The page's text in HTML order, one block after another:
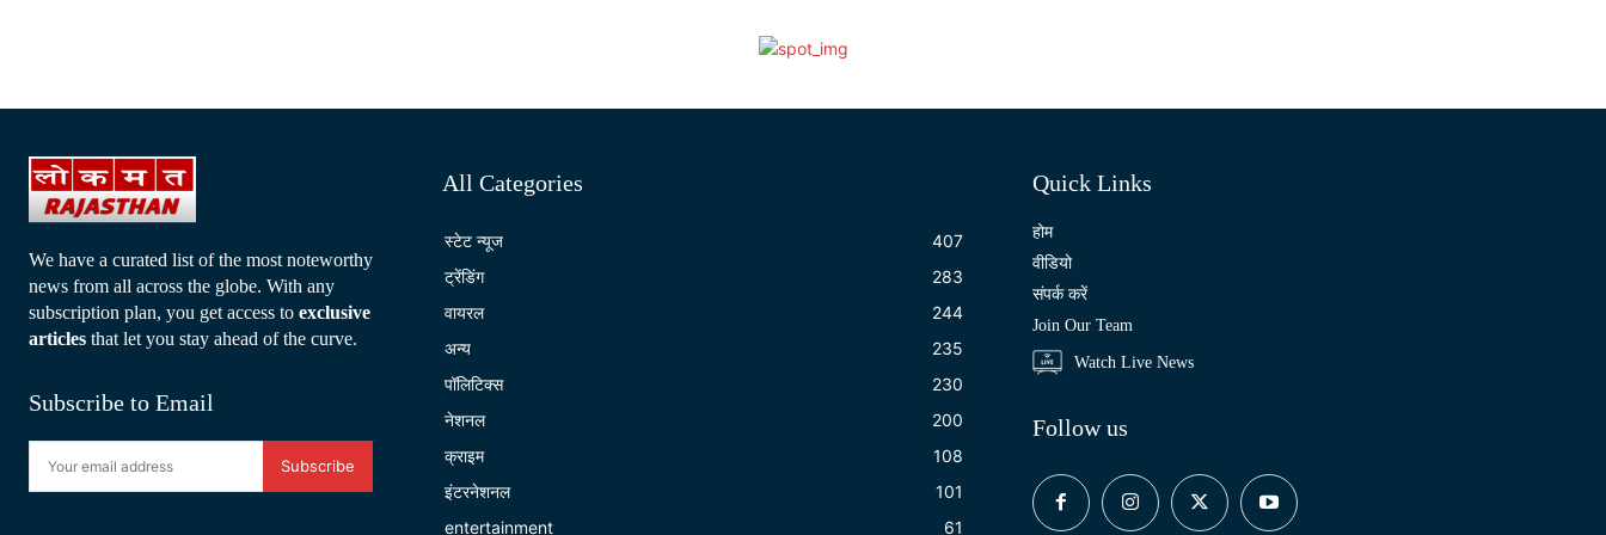
We have a curated list of the most noteworthy
news from all across the globe. With any
subscription plan, you get access to exclusive
articles that let you stay ahead of the curve.
Subscribe to Email
Subscribe
All Categories
स्टेट न्यूज
407
ट्रेंडिंग
283
वायरल
244
अन्य
235
पॉलिटिक्स
230
नेशनल
200
क्राइम
108
इंटरनेशनल
101
entertainment
61
Quick Links
होम
वीडियो
संपर्क करें
Join Our Team
Watch Live News
Follow us